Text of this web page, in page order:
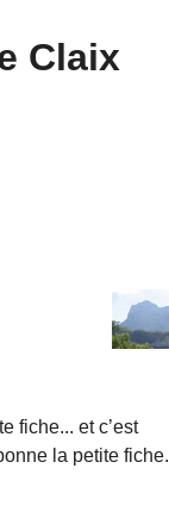
Claix
fiche... et c’est
la petite fiche.